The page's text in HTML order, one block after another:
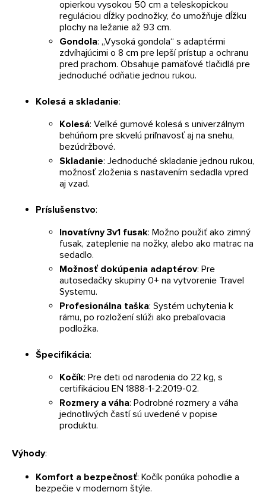
opierkou vysokou 50 cm a teleskopickou
reguláciou dĺžky podnožky, čo umožňuje dĺžku
plochy na ležanie až 93 cm.
Gondola: „Vysoká gondola“ s adaptérmi
zdvíhajúcimi o 8 cm pre lepší prístup a ochranu
pred prachom. Obsahuje pamäťové tlačidlá pre
jednoduché odňatie jednou rukou.
Kolesá a skladanie:
Kolesá: Veľké gumové kolesá s univerzálnym
behúňom pre skvelú priľnavosť aj na snehu,
bezúdržbové.
Skladanie: Jednoduché skladanie jednou rukou,
možnosť zloženia s nastavením sedadla vpred
aj vzad.
Príslušenstvo:
Inovatívny 3v1 fusak: Možno použiť ako zimný
fusak, zateplenie na nožky, alebo ako matrac na
sedadlo.
Možnosť dokúpenia adaptérov: Pre
autosedačky skupiny 0+ na vytvorenie Travel
Systemu.
Profesionálna taška: Systém uchytenia k
rámu, po rozložení slúži ako prebaľovacia
podložka.
Špecifikácia:
Kočík: Pre deti od narodenia do 22 kg, s
certifikáciou EN 1888-1-2:2019-02.
Rozmery a váha: Podrobné rozmery a váha
jednotlivých častí sú uvedené v popise
produktu.
Výhody:
Komfort a bezpečnosť: Kočík ponúka pohodlie a
bezpečie v modernom štýle.